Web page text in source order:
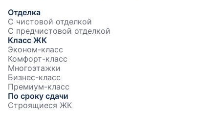
Отделка
С чистовой отделкой
С предчистовой отделкой
Класс ЖК
Эконом-класс
Комфорт-класс
Многоэтажки
Бизнес-класс
Премиум-класс
По сроку сдачи
Строящиеся ЖК